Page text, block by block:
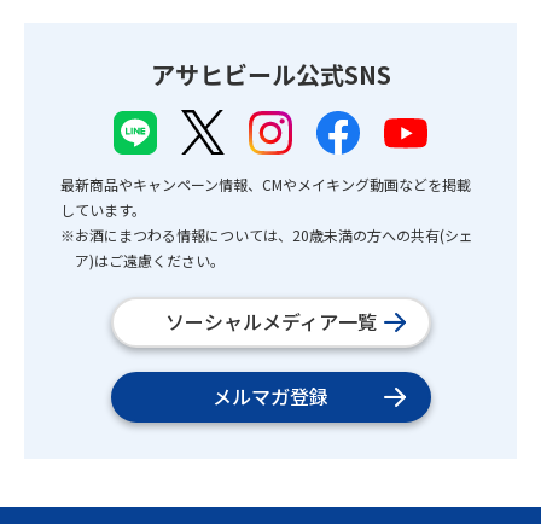
アサヒビール公式SNS
最新商品やキャンペーン情報、CMやメイキング動画などを掲載
しています。
※お酒にまつわる情報については、20歳未満の方への共有(シェ
ア)はご遠慮ください。
ソーシャルメディア一覧
メルマガ登録